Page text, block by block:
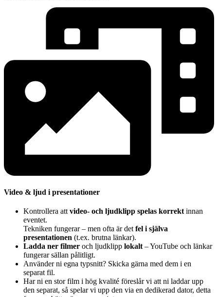
Video & ljud i presentationer
Kontrollera att video- och ljudklipp spelas korrekt innan
eventet.
Tekniken fungerar – men ofta är det fel i själva
presentationen (t.ex. brutna länkar).
Ladda ner filmer och ljudklipp lokalt – YouTube och länkar
fungerar sällan pålitligt.
Använder ni egna typsnitt? Skicka gärna med dem i en
separat fil.
Har ni en stor film i hög kvalité föreslår vi att ni laddar upp
den separat, så spelar vi upp den via en dedikerad dator, detta